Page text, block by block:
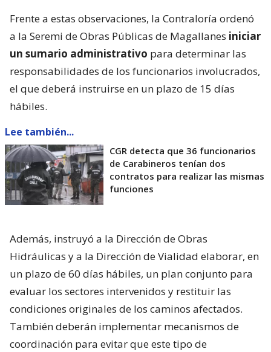
Frente a estas observaciones, la Contraloría ordenó
a la Seremi de Obras Públicas de Magallanes iniciar
un sumario administrativo para determinar las
responsabilidades de los funcionarios involucrados,
el que deberá instruirse en un plazo de 15 días
hábiles.
Lee también...
CGR detecta que 36 funcionarios
de Carabineros tenían dos
contratos para realizar las mismas
funciones
Además, instruyó a la Dirección de Obras
Hidráulicas y a la Dirección de Vialidad elaborar, en
un plazo de 60 días hábiles, un plan conjunto para
evaluar los sectores intervenidos y restituir las
condiciones originales de los caminos afectados.
También deberán implementar mecanismos de
coordinación para evitar que este tipo de